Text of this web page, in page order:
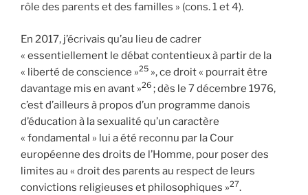
rôle des parents et des familles » (cons. 1 et 4).
En 2017, j’écrivais qu’au lieu de cadrer
« essentiellement le débat contentieux à partir de la
« liberté de conscience »25 », ce droit « pourrait être
davantage mis en avant »26 ; dès le 7 décembre 1976,
c’est d’ailleurs à propos d’un programme danois
d’éducation à la sexualité qu’un caractère
« fondamental » lui a été reconnu par la Cour
européenne des droits de l’Homme, pour poser des
limites au « droit des parents au respect de leurs
convictions religieuses et philosophiques »27.